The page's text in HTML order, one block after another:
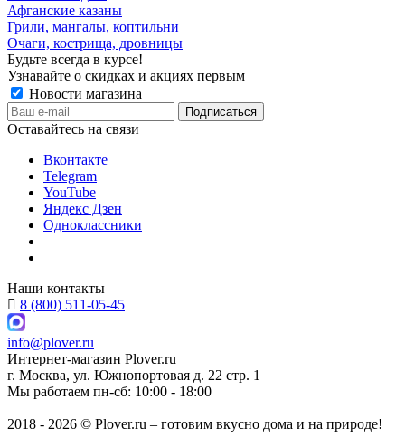
Афганские казаны
Грили, мангалы, коптильни
Очаги, кострища, дровницы
Будьте всегда в курсе!
Узнавайте о скидках и акциях первым
Новости магазина
Оставайтесь на связи
Вконтакте
Telegram
YouTube
Яндекс Дзен
Одноклассники
Наши контакты
8 (800) 511-05-45
info@plover.ru
Интернет-магазин Plover.ru
г. Москва, ул. Южнопортовая д. 22 стр. 1
Мы работаем пн-сб: 10:00 - 18:00
2018 - 2026 © Plover.ru – готовим вкусно дома и на природе!